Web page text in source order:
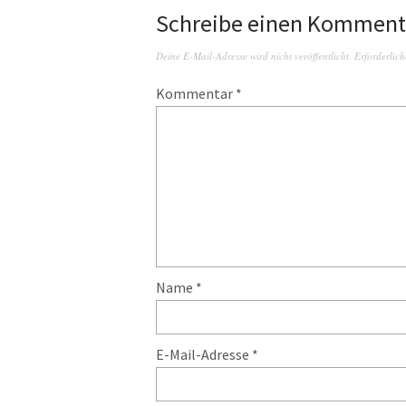
Schreibe einen
Deine E-Mail-Adresse wird nicht veröffentlicht.
Kommentar *
Name *
E-Mail-Adresse *